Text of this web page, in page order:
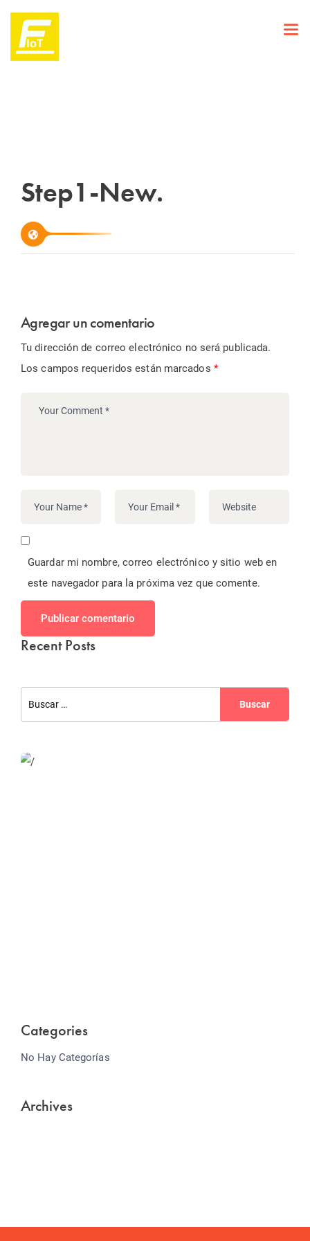
Step1-New.
Agregar un comentario
Tu dirección de correo electrónico no será publicada.
Los campos requeridos están marcados *
Guardar mi nombre, correo electrónico y sitio web en
este navegador para la próxima vez que comente.
Publicar comentario
Recent Posts
Categories
No Hay Categorías
Archives